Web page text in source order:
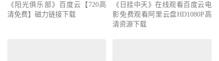
《阳光俱乐部》百度云【720高
清免费】磁力链接下载
《日挂中天》在线观看百度云电
影免费观看阿里云盘HD1080P高
清资源下载